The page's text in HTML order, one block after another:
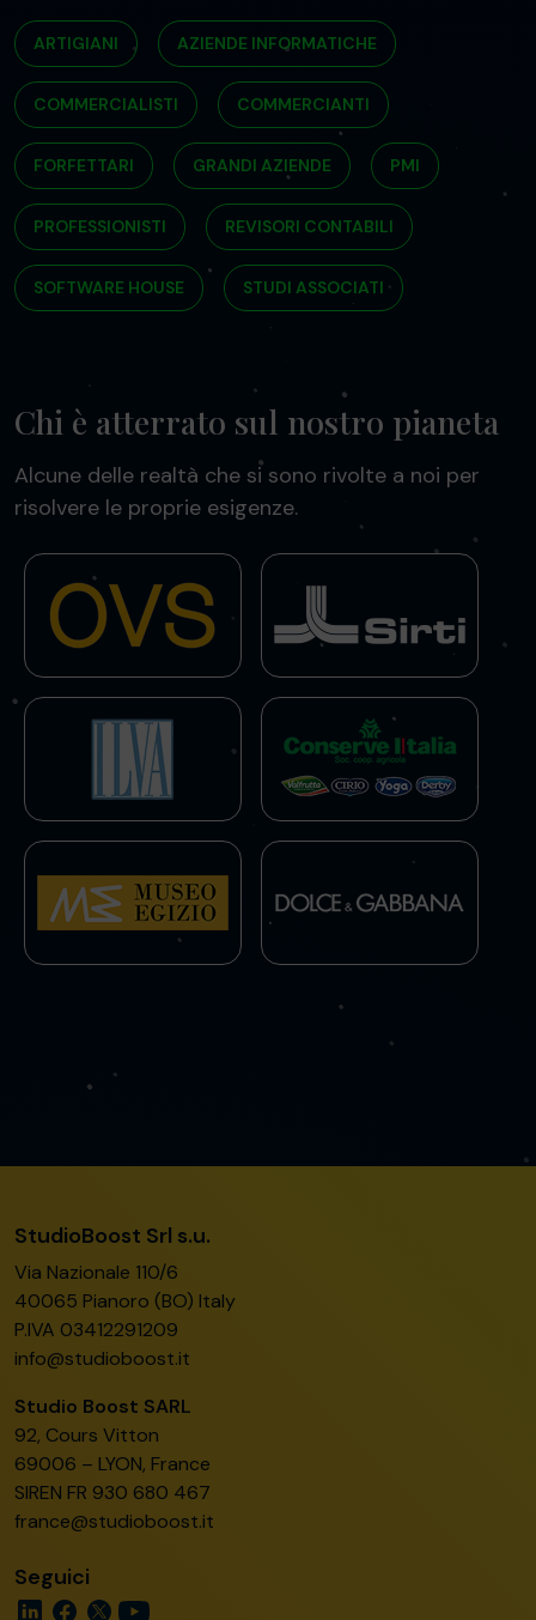
ARTIGIANI AZIENDE INFORMATICHE
COMMERCIALISTI COMMERCIANTI
FORFETTARI GRANDI AZIENDE PMI
PROFESSIONISTI REVISORI CONTABILI
SOFTWARE HOUSE STUDI ASSOCIATI
Chi è atterrato sul nostro pianeta
Alcune delle realtà che si sono rivolte a noi per
risolvere le proprie esigenze.
StudioBoost Srl s.u.
Via Nazionale 110/6
40065 Pianoro (BO) Italy
P.IVA 03412291209
info@studioboost.it
Studio Boost SARL
92, Cours Vitton
69006 – LYON, France
SIREN FR 930 680 467
france@studioboost.it
Seguici